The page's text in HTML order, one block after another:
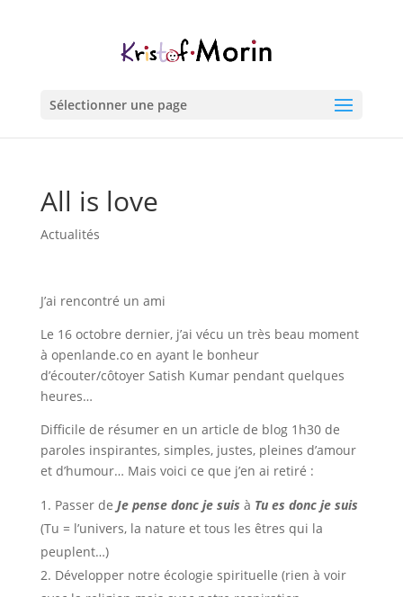
Sélectionner une page
All is love
Actualités
J’ai rencontré un ami
Le 16 octobre dernier, j’ai vécu un très beau moment
à openlande.co en ayant le bonheur
d’écouter/côtoyer Satish Kumar pendant quelques
heures…
Difficile de résumer en un article de blog 1h30 de
paroles inspirantes, simples, justes, pleines d’amour
et d’humour… Mais voici ce que j’en ai retiré :
Passer de Je pense donc je suis à Tu es donc je suis
(Tu = l’univers, la nature et tous les êtres qui la
peuplent…)
Développer notre écologie spirituelle (rien à voir